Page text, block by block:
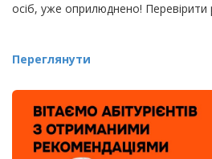
осіб, уже оприлюднено!
Переглянути